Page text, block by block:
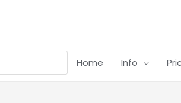
Home Info